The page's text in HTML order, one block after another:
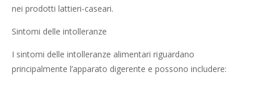
nei prodotti lattieri-caseari.
Sintomi delle intolleranze
I sintomi delle intolleranze alimentari riguardano
principalmente l’apparato digerente e possono includere: